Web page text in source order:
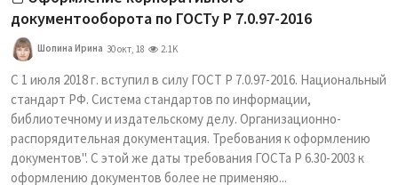
документооборота по ГОСТу Р 7.0.97-2016
Шопина Ирина 30 окт, 18 2.1K
С 1 июля 2018 г. вступил в силу ГОСТ Р 7.0.97-2016. Национальный
стандарт РФ. Система стандартов по информации,
библиотечному и издательскому делу. Организационно-
распорядительная документация. Требования к оформлению
документов". С этой же даты требования ГОСТа Р 6.30-2003 к
оформлению документов более не применяю...